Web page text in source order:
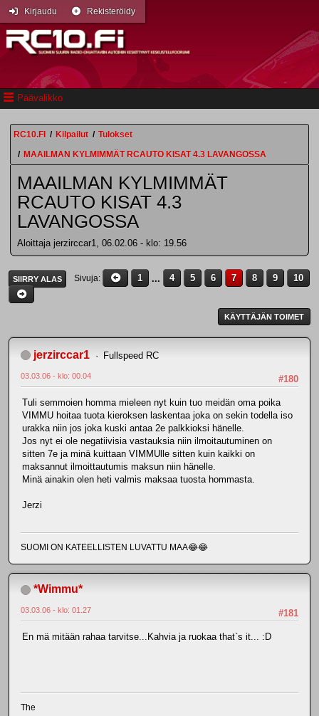
Päävalikko
Kirjaudu Rekisteröidy
RC10.FI / Kilpailut / Tulokset
/ MAAILMAN KYLMIMMÄT RCAUTO KISAT 4.3 LAVANGOSSA
MAAILMAN KYLMIMMÄT
RCAUTO KISAT 4.3
LAVANGOSSA
Aloittaja jerzirccar1, 06.02.06 - klo: 19.56
SIIRRY ALAS Sivuja 1 ... 4 5 6 7 8 9 10
KÄYTTÄJÄN TOIMET
jerzirccar1 Fullspeed RC
#180
03.03.06 - klo: 00.04
Tuli semmoien homma mieleen nyt kuin tuo meidän oma poika
VIMMU hoitaa tuota kieroksen laskentaa joka on sekin todella iso
urakka niin jos joka kuski antaa 2e palkkioksi hänelle.
Jos nyt ei ole negatiivisia vastauksia niin ilmoitautuminen on
sitten 7e ja minä kuittaan VIMMUlle sitten kuin kaikki on
maksannut ilmoittautumis maksun niin hänelle.
Minä ainakin olen heti valmis maksaa tuosta hommasta.
Jerzi
SUOMI ON KATEELLISTEN LUVATTU MAA😂😂
*Wimmu*
#181
03.03.06 - klo: 01.27
En mä mitään rahaa tarvitse...Kahvia ja ruokaa that`s it... :D
The